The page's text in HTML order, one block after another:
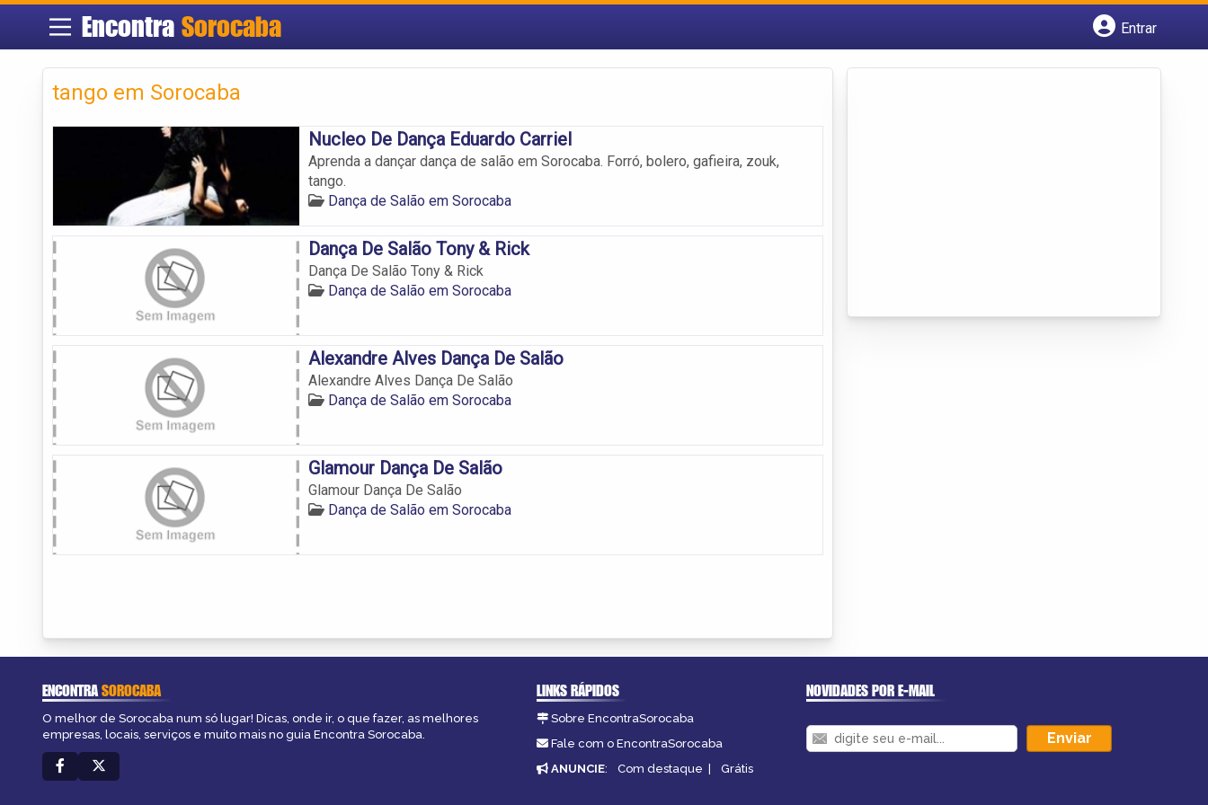
Encontra Sorocaba
Entrar
tango em Sorocaba
Nucleo De Dança Eduardo Carriel
Aprenda a dançar dança de salão em Sorocaba. Forró, bolero, gafieira, zouk,
tango.
Dança de Salão em Sorocaba
Dança De Salão Tony & Rick
Dança De Salão Tony & Rick
Dança de Salão em Sorocaba
Alexandre Alves Dança De Salão
Alexandre Alves Dança De Salão
Dança de Salão em Sorocaba
Glamour Dança De Salão
Glamour Dança De Salão
Dança de Salão em Sorocaba
ENCONTRASOROCABA
O melhor de Sorocaba num só lugar! Dicas, onde ir, o que fazer, as melhores
empresas, locais, serviços e muito mais no guia Encontra Sorocaba.
LINKS RÁPIDOS
Sobre EncontraSorocaba
Fale com o EncontraSorocaba
ANUNCIE: Com destaque | Grátis
NOVIDADES POR E-MAIL